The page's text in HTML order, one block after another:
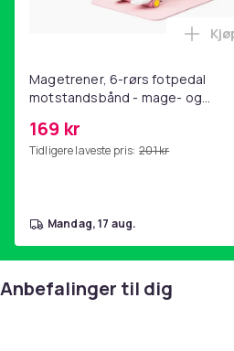
Magetrener, 6-rørs fotpedal
motstandsbånd - mage- og
hjemmegymnastikk Pink
169 kr
Tidligere laveste pris: 201 kr
mandag, 17 aug.
Anbefalinger til dig